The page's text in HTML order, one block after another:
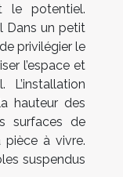
le potentiel.
Dans un petit
privilégier le
l’espace et
hauteur des
surfaces de
à vivre.
suspendus